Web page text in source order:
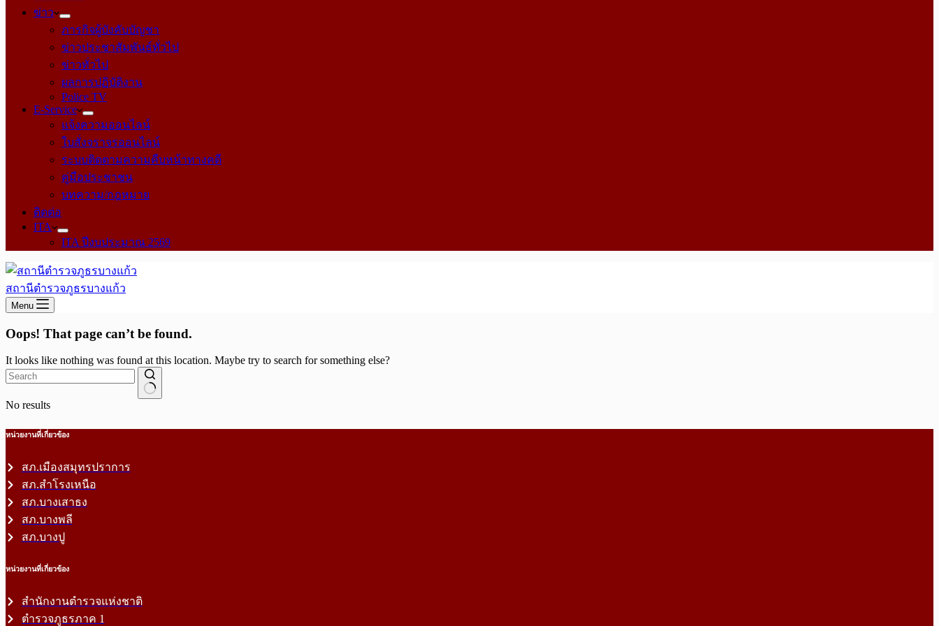
ข่าว
ภารกิจผู้บังคับบัญชา
ข่าวประชาสัมพันธ์ทั่วไป
ข่าวทั่วไป
ผลการปฏิบัติงาน
Police TV
E-Service
แจ้งความออนไลน์
ใบสั่งจราจรออนไลน์
ระบบติดตามความคืบหน้าทางคดี
คู่มือประชาชน
บทความ/กฎหมาย
ติดต่อ
ITA
ITA ปีงบประมาณ 2569
สถานีตำรวจภูธรบางแก้ว
Menu
Oops! That page can’t be found.
It looks like nothing was found at this location. Maybe try to search for something else?
No results
หน่วยงานที่เกี่ยวข้อง
สภ.เมืองสมุทรปราการ
สภ.สำโรงเหนือ
สภ.บางเสาธง
สภ.บางพลี
สภ.บางปู
หน่วยงานที่เกี่ยวข้อง
สำนักงานตำรวจแห่งชาติ
ตำรวจภูธรภาค 1